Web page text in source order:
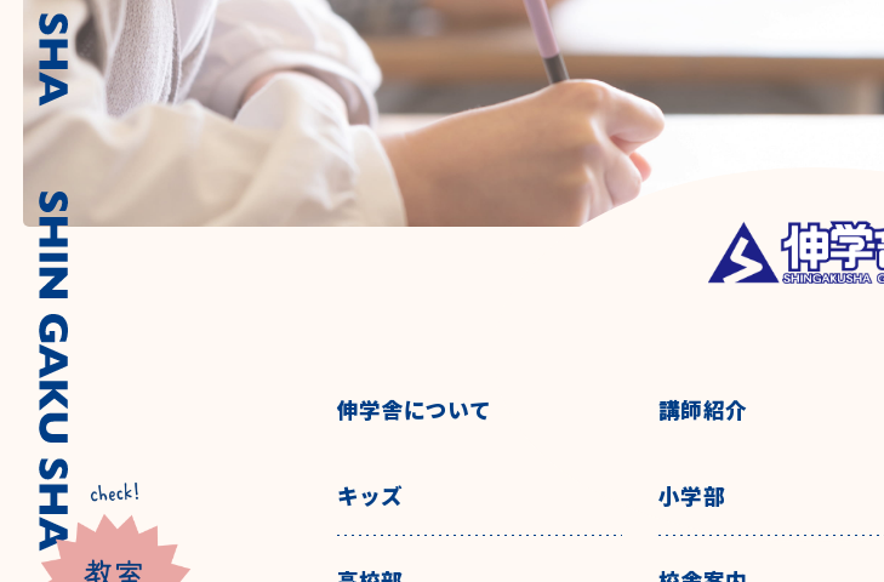
伸学舎について 講師紹介
キッズ 小学部